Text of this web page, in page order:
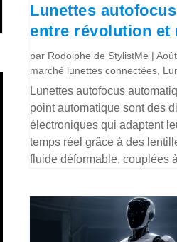
Lunettes
entre révolution et
par Rodolphe de StylistMe |
marché lunettes connectées
Lunettes autofocus
point automatique sont des
électroniques qui adaptent
temps réel grâce à des
fluide déformable, couplées